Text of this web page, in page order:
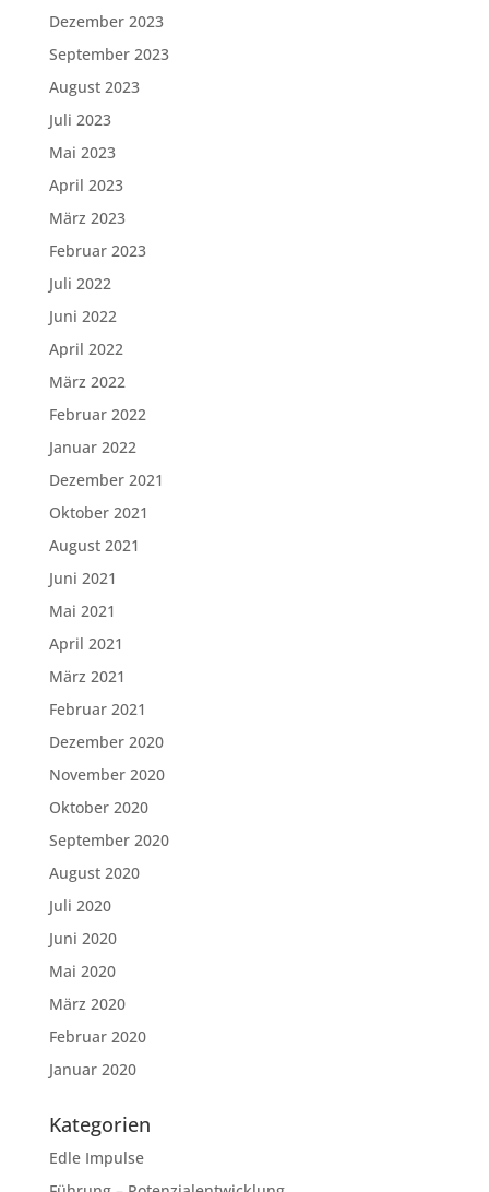
Dezember 2023
September 2023
August 2023
Juli 2023
Mai 2023
April 2023
März 2023
Februar 2023
Juli 2022
Juni 2022
April 2022
März 2022
Februar 2022
Januar 2022
Dezember 2021
Oktober 2021
August 2021
Juni 2021
Mai 2021
April 2021
März 2021
Februar 2021
Dezember 2020
November 2020
Oktober 2020
September 2020
August 2020
Juli 2020
Juni 2020
Mai 2020
März 2020
Februar 2020
Januar 2020
Kategorien
Edle Impulse